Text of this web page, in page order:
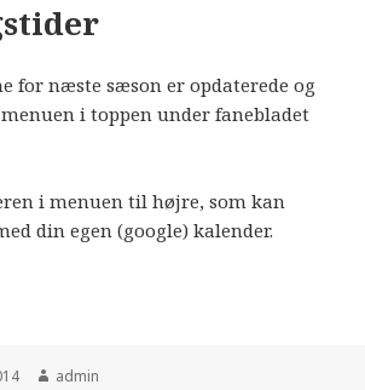
for næste sæson er opdaterede og
i toppen under fanebladet
i menuen til højre, som kan
din egen (google) kalender.
Forfatter
admin